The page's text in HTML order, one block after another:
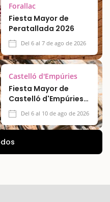
Forallac
Fiesta Mayor de
Peratallada 2026
Del 6 al 7 de ago de 2026
Castelló d'Empúries
Fiesta Mayor de
Castelló d'Empúries
2026Del 6 al 10 de ago de 2026